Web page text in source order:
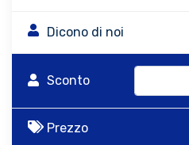
Dicono di noi
Sconto
Prezzo